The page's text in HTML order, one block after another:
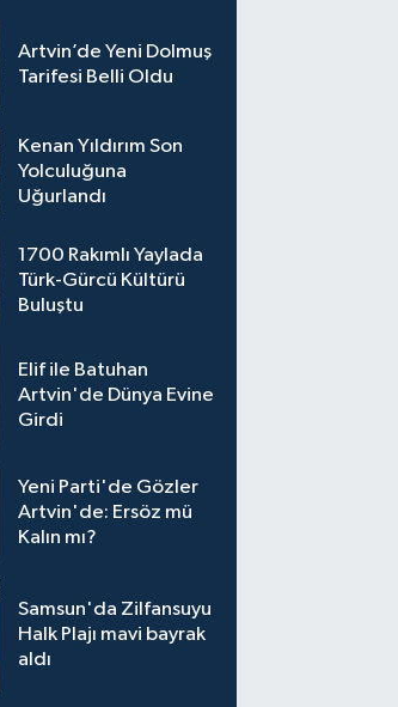
Artvin’de Yeni Dolmuş
Tarifesi Belli Oldu
Kenan Yıldırım Son
Yolculuğuna
Uğurlandı
1700 Rakımlı Yaylada
Türk-Gürcü Kültürü
Buluştu
Elif ile Batuhan
Artvin'de Dünya Evine
Girdi
Yeni Parti'de Gözler
Artvin'de: Ersöz mü
Kalın mı?
Samsun'da Zilfansuyu
Halk Plajı mavi bayrak
aldı